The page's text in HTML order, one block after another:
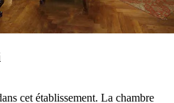
cet établissement. La chambre